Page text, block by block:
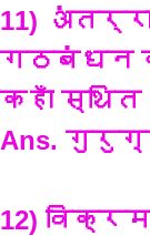
11)
गठबंधन
कहाँ स्थित
Ans.
12) विक्रम